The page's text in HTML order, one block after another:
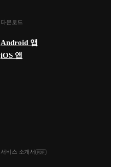
다운로드
Android 앱
iOS 앱
서비스 소개서